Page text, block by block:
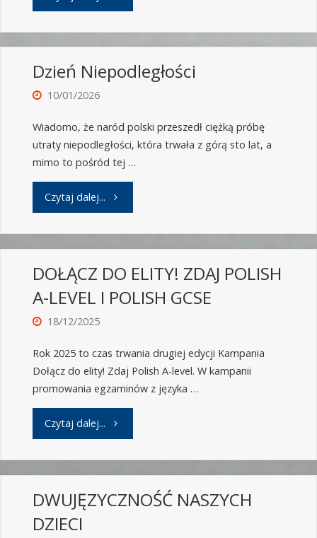
Dzień Niepodległości
10/01/2026
Wiadomo, że naród polski przeszedł ciężką próbę
utraty niepodległości, która trwała z górą sto lat, a
mimo to pośród tej …
Czytaj dalej...
DOŁĄCZ DO ELITY! ZDAJ POLISH
A-LEVEL I POLISH GCSE
18/12/2025
Rok 2025 to czas trwania drugiej edycji Kampania
Dołącz do elity! Zdaj Polish A-level. W kampanii
promowania egzaminów z języka …
Czytaj dalej...
DWUJĘZYCZNOŚĆ NASZYCH
DZIECI